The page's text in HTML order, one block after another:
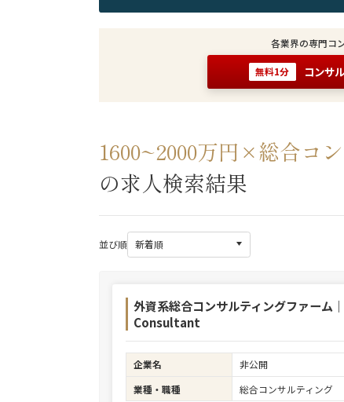
各業界の専門コ
無料1分 コンサ
1600~2000万円×総合コ
の求人検索結果
並び順
外資系総合コンサルティングファー
Consultant
企業名 非公開
業種・職種
総合コンサルティング